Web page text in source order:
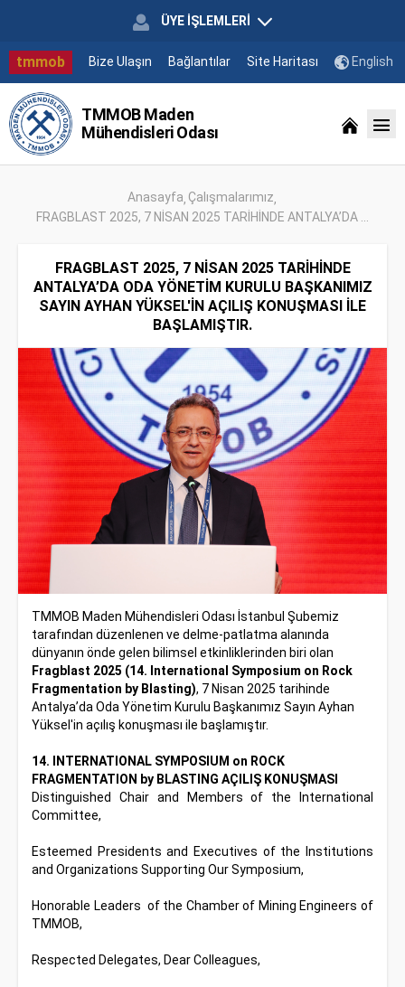
ÜYE İŞLEMLERİ
tmmob Bize Ulaşın Bağlantılar Site Haritası English
TMMOB Maden
Mühendisleri Odası
Anasayfa Çalışmalarımız
FRAGBLAST 2025, 7 NİSAN 2025 TARİHİNDE ANTALYA’DA ...
FRAGBLAST 2025, 7 NİSAN 2025 TARİHİNDE
ANTALYA’DA ODA YÖNETİM KURULU BAŞKANIMIZ
SAYIN AYHAN YÜKSEL'İN AÇILIŞ KONUŞMASI İLE
BAŞLAMIŞTIR.
TMMOB Maden Mühendisleri Odası İstanbul Şubemiz
tarafından düzenlenen ve delme-patlatma alanında
dünyanın önde gelen bilimsel etkinliklerinden biri olan
Fragblast 2025 (14. International Symposium on Rock
Fragmentation by Blasting), 7 Nisan 2025 tarihinde
Antalya’da Oda Yönetim Kurulu Başkanımız Sayın Ayhan
Yüksel'in açılış konuşması ile başlamıştır.
14. INTERNATIONAL SYMPOSIUM on ROCK
FRAGMENTATION by BLASTING AÇILIŞ KONUŞMASI
Distinguished Chair and Members of the International
Committee,
Esteemed Presidents and Executives of the Institutions
and Organizations Supporting Our Symposium,
Honorable Leaders of the Chamber of Mining Engineers of
TMMOB,
Respected Delegates, Dear Colleagues,